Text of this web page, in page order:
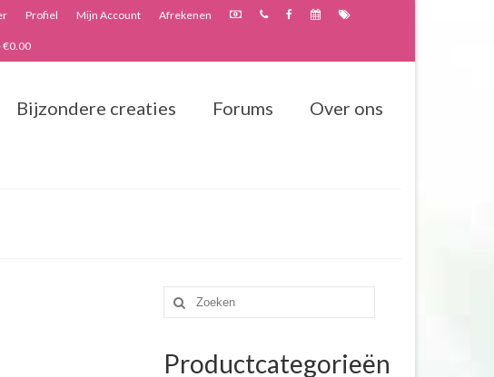
Profiel Mijn Account Afrekenen
€0.00
Bijzondere creaties Forums Over ons
Zoeken
naar:
Productcategorieën